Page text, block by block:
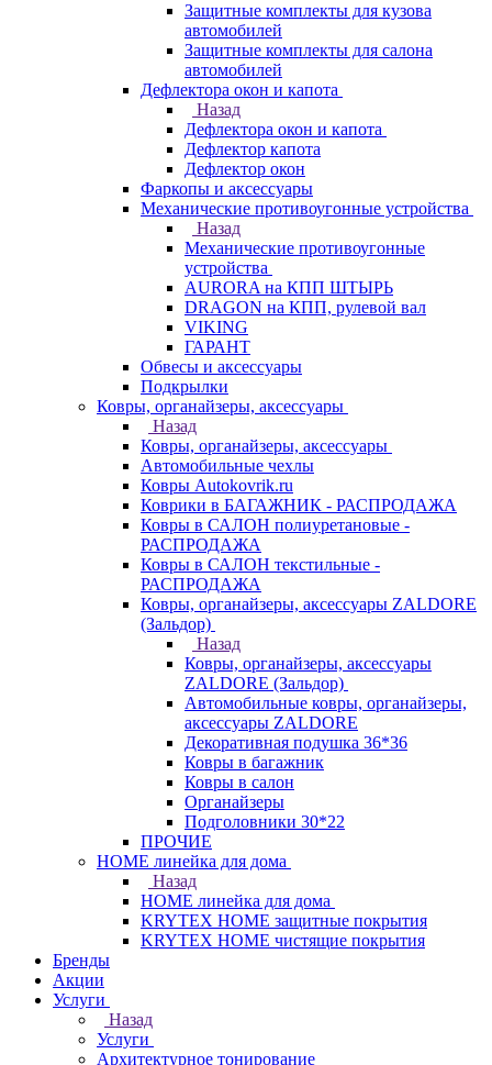
Защитные комплекты для кузова
автомобилей
Защитные комплекты для салона
автомобилей
Дефлектора окон и капота
Назад
Дефлектора окон и капота
Дефлектор капота
Дефлектор окон
Фаркопы и аксессуары
Механические противоугонные устройства
Назад
Механические противоугонные
устройства
AURORA на КПП ШТЫРЬ
DRAGON на КПП, рулевой вал
VIKING
ГАРАНТ
Обвесы и аксессуары
Подкрылки
Ковры, органайзеры, аксессуары
Назад
Ковры, органайзеры, аксессуары
Автомобильные чехлы
Ковры Autokovrik.ru
Коврики в БАГАЖНИК - РАСПРОДАЖА
Ковры в САЛОН полиуретановые -
РАСПРОДАЖА
Ковры в САЛОН текстильные -
РАСПРОДАЖА
Ковры, органайзеры, аксессуары ZALDORE
(Зальдор)
Назад
Ковры, органайзеры, аксессуары
ZALDORE (Зальдор)
Автомобильные ковры, органайзеры,
аксессуары ZALDORE
Декоративная подушка 36*36
Ковры в багажник
Ковры в салон
Органайзеры
Подголовники 30*22
ПРОЧИЕ
HOME линейка для дома
Назад
HOME линейка для дома
KRYTEX HOME защитные покрытия
KRYTEX HOME чистящие покрытия
Бренды
Акции
Услуги
Назад
Услуги
Архитектурное тонирование